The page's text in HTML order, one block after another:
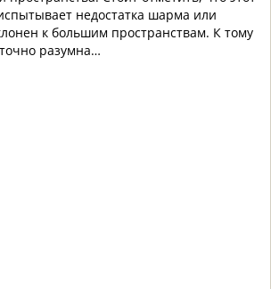
недостатка шарма или
к большим пространствам. К тому
разумна…